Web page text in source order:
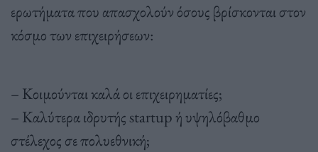
ερωτήματα που απασχολούν όσους βρίσκονται στον
κόσμο των επιχειρήσεων:
– Κοιμούνται καλά οι επιχειρηματίες;
– Καλύτερα ιδρυτής startup ή υψηλόβαθμο
στέλεχος σε πολυεθνική;